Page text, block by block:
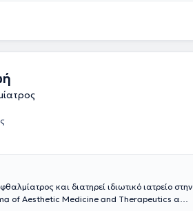
και διατηρεί ιδιωτικό ιατρείο στην
of Aesthetic Medicine and Therapeutics από